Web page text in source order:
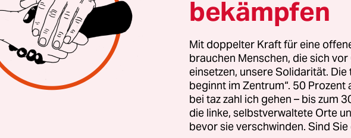
des Landes ist. Merkel ist omnipräsent, niemand leugnet
Das heißt, der Kanzlerbonus wirkt auch als
weit, so gut. Aber: Merkel vermeidet alle Attribute, die sie
Frau kennzeichnen würden. Sie hält die Differenz zu
männlichen Kollegen so klein wie möglich und
Identifikation mit Geschlechterthemen. Sie versucht,
neutral, also geschlechtslos, zu erscheinen.
bekämpfen
Mit doppelter Kraft für eine
brauchen Menschen, die sich
einsetzen, unsere Solidarität.
beginnt im Zentrum“. 50
bei taz zahl ich gehen – bis zum
die linke, selbstverwaltete Orte
bevor sie verschwinden. Sind Sie